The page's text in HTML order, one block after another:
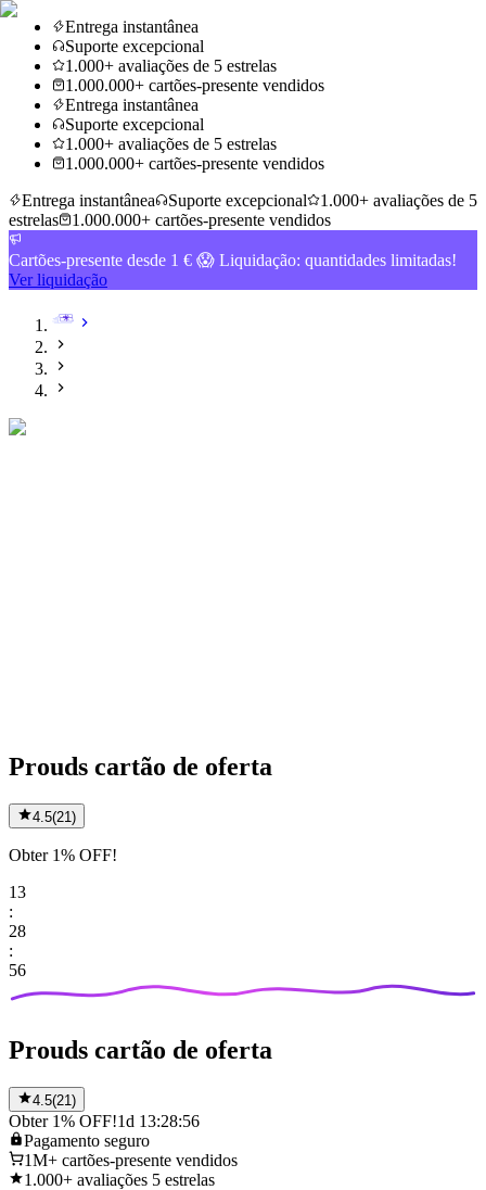
Entrega instantânea
Suporte excepcional
1.000+ avaliações de 5 estrelas
1.000.000+ cartões-presente vendidos
Entrega instantânea
Suporte excepcional
1.000+ avaliações de 5 estrelas
1.000.000+ cartões-presente vendidos
Entrega instantânea
Suporte excepcional
1.000+ avaliações de 5
estrelas
1.000.000+ cartões-presente vendidos
Cartões-presente desde 1 € 😱 Liquidação: quantidades limitadas!
Ver liquidação
Prouds cartão de oferta
4.5(21 )
Obter 1% OFF!
13
:
28
:
56
Prouds cartão de oferta
4.5(21)
Obter 1% OFF!1d 13:28:56
Pagamento seguro
1M+ cartões-presente vendidos
1.000+ avaliações 5 estrelas